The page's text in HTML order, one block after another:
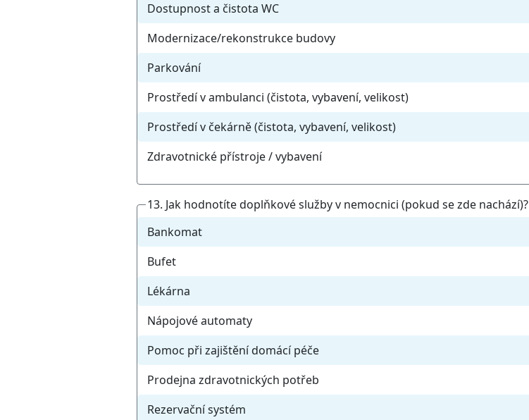
Dostupnost a čistota WC
Modernizace/rekonstrukce budovy
Parkování
Prostředí v ambulanci (čistota, vybavení, velikost)
Prostředí v čekárně (čistota, vybavení, velikost)
Zdravotnické přístroje / vybavení
13. Jak hodnotíte doplňkové služby v nemocnici (pokud se zde nachází)?
Bankomat
Bufet
Lékárna
Nápojové automaty
Pomoc při zajištění domácí péče
Prodejna zdravotnických potřeb
Rezervační systém